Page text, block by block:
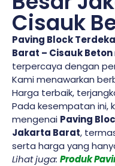
Cisauk
Paving Block
Barat – Cisauk Beton
terpercaya dengan
Kami menawarkan
Harga terbaik,
Pada kesempatan ini,
mengenai Paving
Jakarta Barat,
serta harga yang
Lihat juga: Produk